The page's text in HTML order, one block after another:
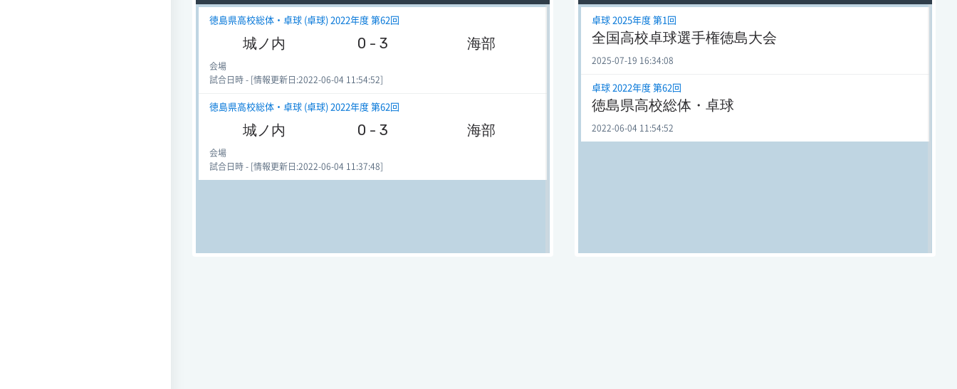
徳島県高校総体・卓球 (卓球) 2022年度 第62回
城ノ内 0 - 3 海部
会場
試合日時 - [情報更新日:2022-06-04 11:54:52]
徳島県高校総体・卓球 (卓球) 2022年度 第62回
城ノ内 0 - 3 海部
会場
試合日時 - [情報更新日:2022-06-04 11:37:48]
卓球 2025年度 第1回
全国高校卓球選手権徳島大会
2025-07-19 16:34:08
卓球 2022年度 第62回
徳島県高校総体・卓球
2022-06-04 11:54:52